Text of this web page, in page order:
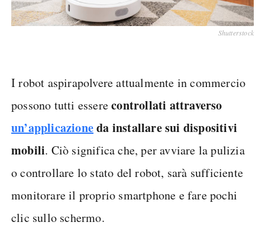
Shutterstock
I robot aspirapolvere attualmente in commercio
possono tutti esserecontrollati attraverso
un’applicazioneda installare sui dispositivi
mobili. Ciò significa che, per avviare la pulizia
o controllare lo stato del robot, sarà sufficiente
monitorare il proprio smartphone e fare pochi
clic sullo schermo.